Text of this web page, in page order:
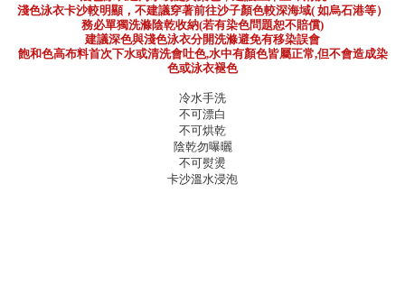
淺色泳衣卡沙較明顯，不建議穿著前往沙子顏色較深海域( 如烏石港等）
務必單獨洗滌陰乾收納(若有染色問題恕不賠償)
建議深色與淺色泳衣分開洗滌避免有移染誤會
飽和色高布料首次下水或清洗會吐色,水中有顏色皆屬正常,但不會造成染
色或泳衣褪色
冷水手洗
不可漂白
不可烘乾
陰乾勿曝曬
不可熨燙
卡沙溫水浸泡